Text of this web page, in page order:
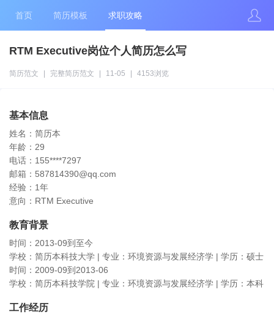
首页 简历模板 求职攻略
RTM Executive岗位个人简历怎么写
简历范文 完整简历范文 11-05 4153浏览
基本信息
姓名：简历本
年龄：29
电话：155****7297
邮箱：587814390@qq.com
经验：1年
意向：RTM Executive
教育背景
时间：2013-09到至今
学校：简历本科技大学 | 专业：环境资源与发展经济学 | 学历：硕士
时间：2009-09到2013-06
学校：简历本科技学院 | 专业：环境资源与发展经济学 | 学历：本科
工作经历